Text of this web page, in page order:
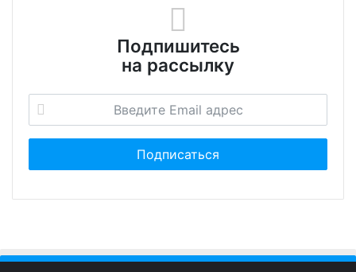
Подпишитесь
на рассылку